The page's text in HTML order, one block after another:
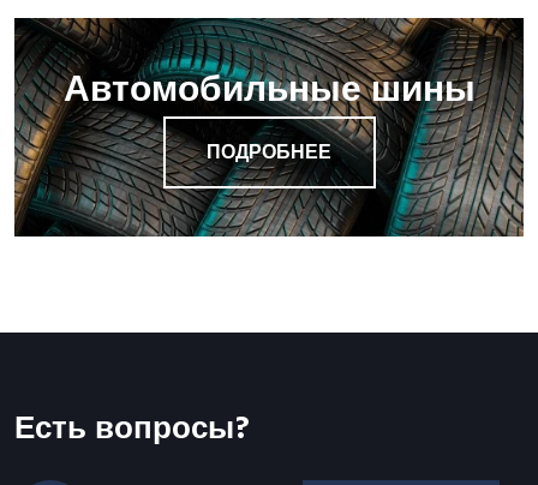
Автомобильные шины
ПОДРОБНЕЕ
Есть вопросы?